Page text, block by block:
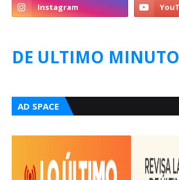
DE ULTIMO MINUTO
AD SPACE